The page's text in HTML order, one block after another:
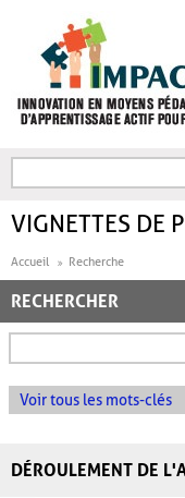
FORMULAIRE DE
VIGNETTES DE
Accueil Recherche
RECHERCHER
Voir tous les mots-clés
DÉROULEMENT DE